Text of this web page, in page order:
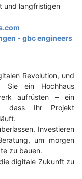
und langfristigen
- gbc engineers
Revolution, und
ein Hochhaus
aufrüsten – ein
dass Ihr Projekt
Investieren
um morgen
zu bauen.
digitale Zukunft zu